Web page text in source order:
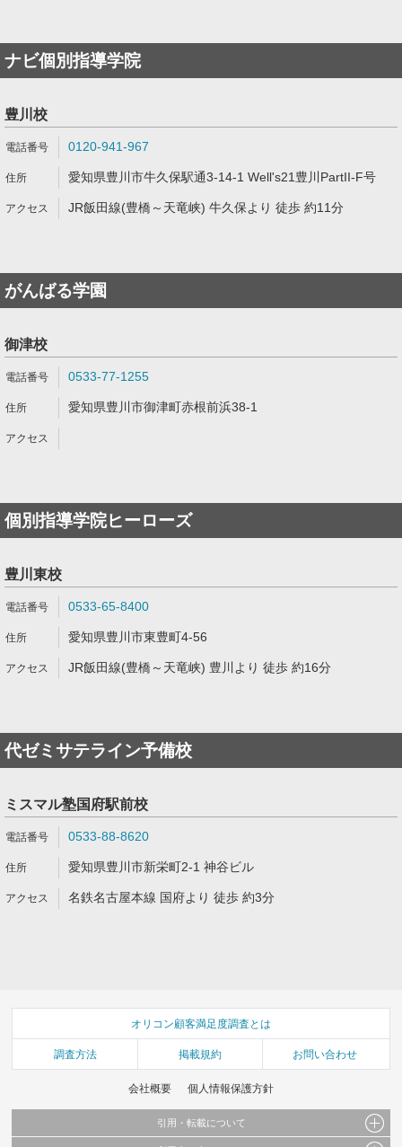
ナビ個別指導学院
豊川校
0120-941-967
愛知県豊川市牛久保駅通3-14-1 Well's21豊川PartII-F号
JR飯田線(豊橋～天竜峡) 牛久保より 徒歩 約11分
がんばる学園
御津校
0533-77-1255
愛知県豊川市御津町赤根前浜38-1
個別指導学院ヒーローズ
豊川東校
0533-65-8400
愛知県豊川市東豊町4-56
JR飯田線(豊橋～天竜峡) 豊川より 徒歩 約16分
代ゼミサテライン予備校
ミスマル塾国府駅前校
0533-88-8620
愛知県豊川市新栄町2-1 神谷ビル
名鉄名古屋本線 国府より 徒歩 約3分
オリコン顧客満足度調査とは
調査方法 掲載規約 お問い合わせ
会社概要 個人情報保護方針
引用・転載について